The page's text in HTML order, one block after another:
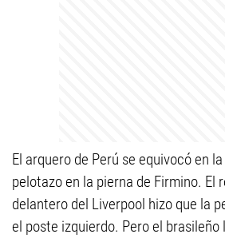
El arquero de Perú se equivocó en
pelotazo en la pierna de Firmino. El
delantero del Liverpool hizo que la
el poste izquierdo. Pero el